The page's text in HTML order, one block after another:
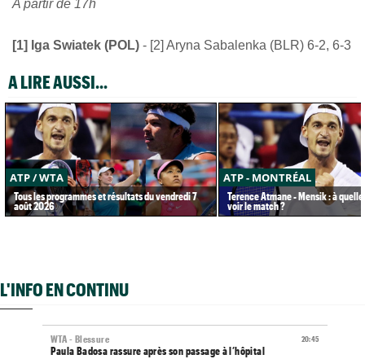
A partir de 17h
[1] Iga Swiatek (POL) - [2] Aryna Sabalenka (BLR) 6-2, 6-3
A LIRE AUSSI...
ATP / WTA
Tous les programmes et résultats du vendredi 7
août 2026
ATP - MONTRÉAL
Terence Atmane - Mensik : à
voir le match ?
L'INFO EN CONTINU
20:45
WTA - Blessure
Paula Badosa rassure après son passage à l’hôpital